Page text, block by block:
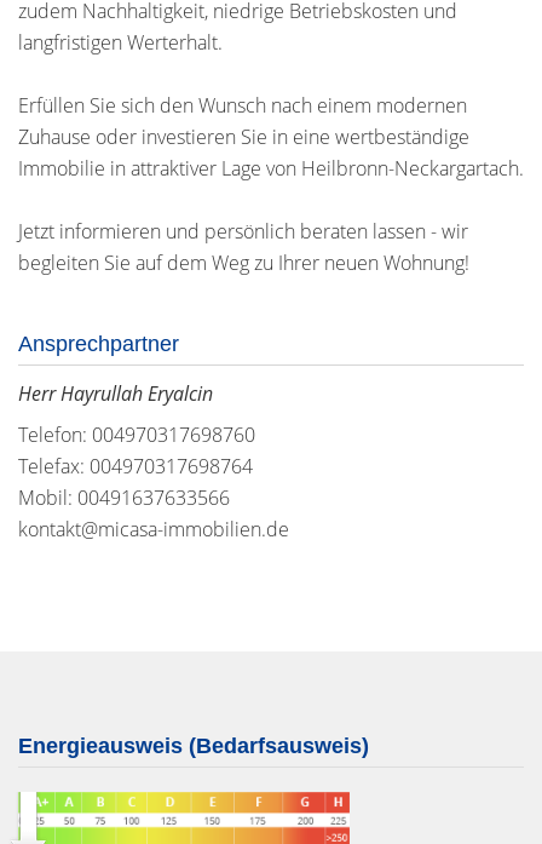
zudem Nachhaltigkeit, niedrige Betriebskosten und
langfristigen Werterhalt.
Erfüllen Sie sich den Wunsch nach einem modernen
Zuhause oder investieren Sie in eine wertbeständige
Immobilie in attraktiver Lage von Heilbronn-Neckargartach.
Jetzt informieren und persönlich beraten lassen - wir
begleiten Sie auf dem Weg zu Ihrer neuen Wohnung!
Ansprechpartner
Herr Hayrullah Eryalcin
Telefon: 004970317698760
Telefax: 004970317698764
Mobil: 00491637633566
kontakt@micasa-immobilien.de
Energieausweis (Bedarfsausweis)